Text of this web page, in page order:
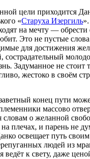
цели приходится
«Старуха Изергиль
на мечту — обрести
Это не пустые
для достижения
Задуманное не
жестоко в своём
конец пути
массово
словам о желанной
плечах, и парень не
освещает путь
людей из
ведёт к свету, даже